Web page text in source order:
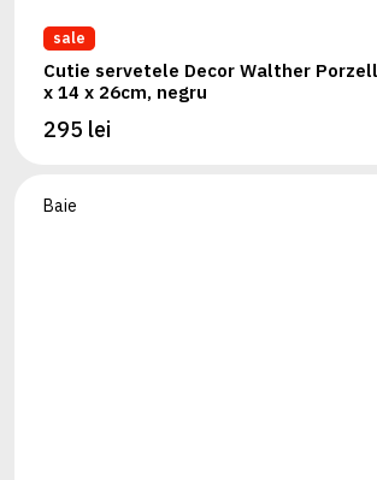
sale
Cutie servetele Decor Walther
x 14 x 26cm, negru
295 lei
Baie